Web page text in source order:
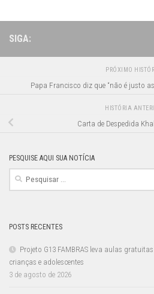
SIGA:
PRÓXIMO
Papa Francisco diz que “não é justo
HISTÓRIA
Carta de Despedida
PESQUISE AQUI SUA NOTÍCIA
Pesquisar
POSTS RECENTES
Projeto G13 FAMBRAS leva aulas
crianças e adolescentes
3 de agosto de 2026